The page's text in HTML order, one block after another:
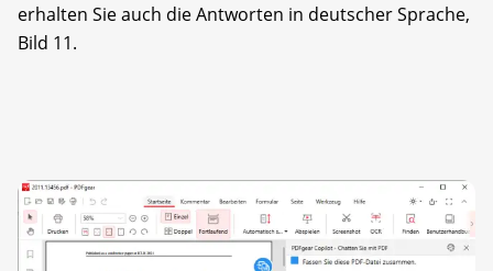
erhalten Sie auch die Antworten in deutscher Sprache,
Bild 11.